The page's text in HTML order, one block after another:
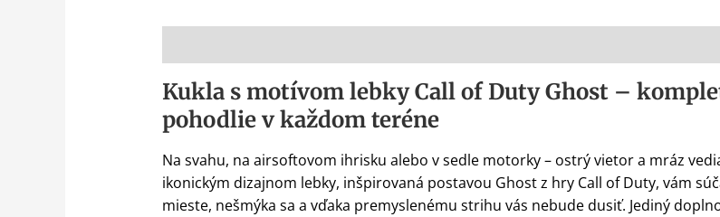
Kukla s motívom lebky Call of Duty Ghost –
pohodlie v každom teréne
Na svahu, na airsoftovom ihrisku alebo v sedle motorky – ostrý vietor a mráz
ikonickým dizajnom lebky, inšpirovaná postavou Ghost z hry Call of Duty, vám
mieste, nešmýka sa a vďaka premyslenému strihu vás nebude dusiť. Jediný